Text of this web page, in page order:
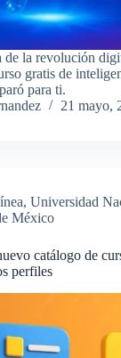
de la revolución
gratis de
para ti.
21 mayo,
, Universidad
México
catálogo de
perfiles